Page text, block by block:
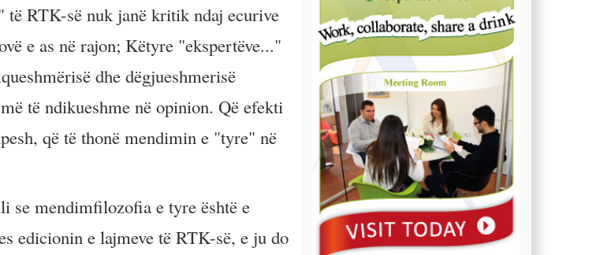
RTK-së nuk janë kritik ndaj ecurive
e as në rajon; Këtyre "ekspertëve..."
dhe dëgjueshmerisë
të ndikueshme në opinion. Që efekti
që të thonë mendimin e "tyre" në
se mendimfilozofia e tyre është e
edicionin e lajmeve të RTK-së, e ju do